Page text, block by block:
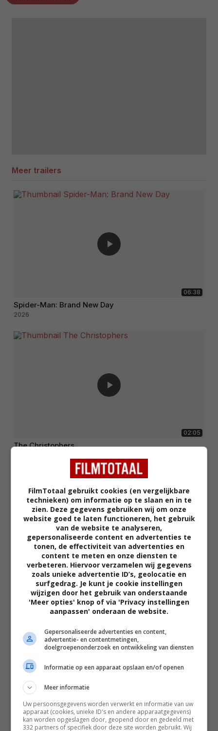
Meer trailers
06:38
Spider-Man: Brand New Day
2026
02:05
The Christophers
02:40
The Uprising
FilmTotaal gebruikt cookies (en vergelijkbare
technieken) om informatie op te slaan en in te
zien. Deze gegevens gebruiken wij om onze
website goed te laten functioneren, het gebruik
van de website te analyseren,
gepersonaliseerde content en advertenties te
tonen, de effectiviteit van advertenties en
content te meten en onze diensten te
verbeteren. Hiervoor verzamelen wij gegevens
zoals unieke advertentie ID’s, geolocatie en
surfgedrag. Je kunt je cookie instellingen
wijzigen door het gebruik van onderstaande
'Meer opties' knop of via 'Privacy instellingen
aanpassen' onderaan de website.
Gepersonaliseerde advertenties en content,
advertentie- en contentmetingen,
doelgroepenonderzoek en ontwikkeling van diensten
Informatie op een apparaat opslaan en/of openen
Meer informatie
Uw persoonsgegevens worden verwerkt en informatie van uw
apparaat (cookies, unieke ID's en andere apparaatgegevens)
kan worden opgeslagen door, geopend door en gedeeld met
332 partners of specifiek door deze site worden gebruikt. Wij